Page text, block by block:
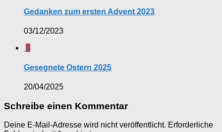
Gedanken zum ersten Advent 2023
03/12/2023
0
Gesegnete Ostern 2025
20/04/2025
Schreibe einen Kommentar
Deine E-Mail-Adresse wird nicht veröffentlicht. Erforderliche